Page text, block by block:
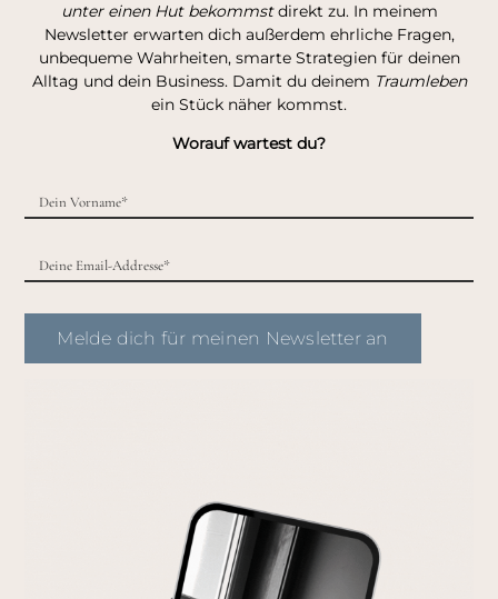
unter einen Hut bekommstdirekt zu. In meinem
Newsletter erwarten dich außerdem ehrliche Fragen,
unbequeme Wahrheiten, smarte Strategien für deinen
Alltag und dein Business. Damit du deinem Traumleben
ein Stück näher kommst.
Worauf wartest du?
Melde dich für meinen Newsletter an